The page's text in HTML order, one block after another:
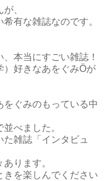
、
有な雑誌なのです。
本当にすごい雑誌！
）好きなあをぐみÖが
をぐみのもっている中
べました。
雑誌「インタビュ
ります。
を楽しんでください